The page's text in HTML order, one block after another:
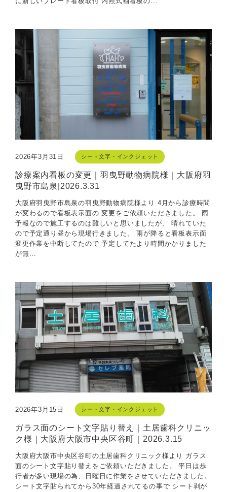
2026年3月31日 シート文字・インクジェット
診療案内看板の変更｜羽曳野動物病院様｜大阪府羽
曳野市島泉|2026.3.31
大阪府羽曳野市島泉の羽曳野動物病院様より 4月から診療時間
が変わるので看板表示面の 変更をご依頼いただきました。 雨
予報なので施工するのは難しいと思いましたが、 晴れていた
ので予定通り昼から現場行きました。 雨が降ると看板表示面
変更作業を中断してたので 予定してたより時間かかりました
が無...
2026年3月15日 シート文字・インクジェット
ガラス面のシート文字貼り替え｜土居歯科クリニッ
ク様｜大阪府大阪市中央区谷町｜2026.3.15
大阪府大阪市中央区谷町の土居歯科クリニック様より ガラス
面のシート文字貼り替えをご依頼いただきました。 平日は歩
行者が多い現場の為、日曜日に作業をさせていただきました。
シート文字貼られてから30年経過されてるの事で シート剥が